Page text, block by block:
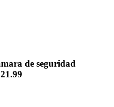
de seguridad